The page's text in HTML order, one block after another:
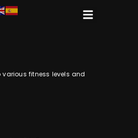
fitness levels and